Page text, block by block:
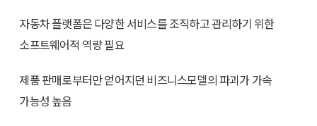
자동차 플랫폼은 다양한 서비스를 조직하고 관리하기 위한
소프트웨어적 역량 필요
제품 판매로부터만 얻어지던 비즈니스모델의 파괴가 가속
가능성 높음